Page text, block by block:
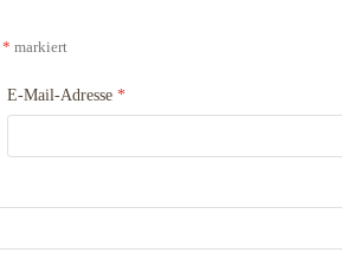
* markiert
E-Mail-Adresse*